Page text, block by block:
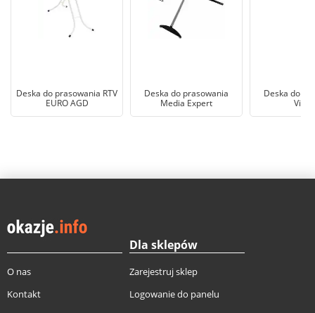
Deska do prasowania RTV
EURO AGD
Deska do prasowania
Media Expert
Deska do
O nas
Kontakt
Dla sklepów
Zarejestruj sklep
Logowanie do panelu